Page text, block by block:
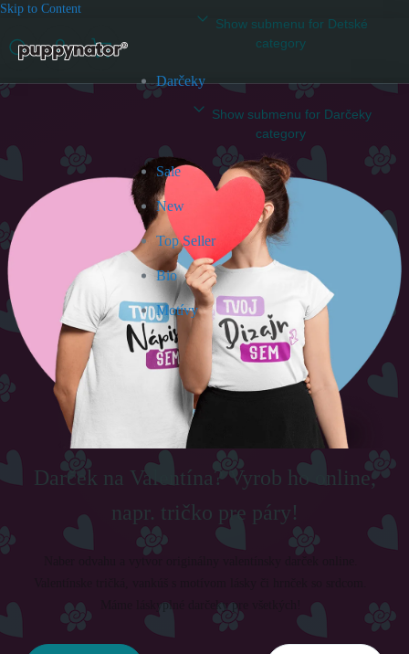
Skip to Content
Show submenu for Detské
category
Darčeky
Show submenu for Darčeky
category
Sale
New
Top Seller
Bio
Motívy
Darček na Valentína? Vyrob ho online,
napr. tričko pre páry!
Máme láskyplné darčeky pre všetkých!